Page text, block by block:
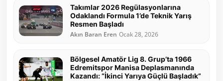
Takımlar 2026 Regülasyonlarına
Odaklandı Formula 1’de Teknik Yarış
Resmen Başladı
Akın Baran Eren Ocak 28, 2026
Bölgesel Amatör Lig 8. Grup’ta 1966
Edremitspor Manisa Deplasmanında
Kazandı: “İkinci Yarıya Güçlü Başladık”